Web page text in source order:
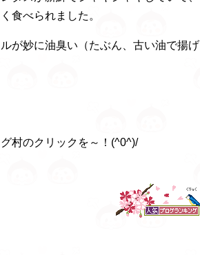
食べられました。
が妙に油臭い（たぶん、古い油で揚げ
村のクリックを～！(^0^)/